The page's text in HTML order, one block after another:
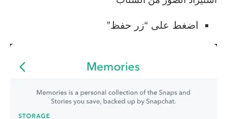
اضغط على “زر حفظ”